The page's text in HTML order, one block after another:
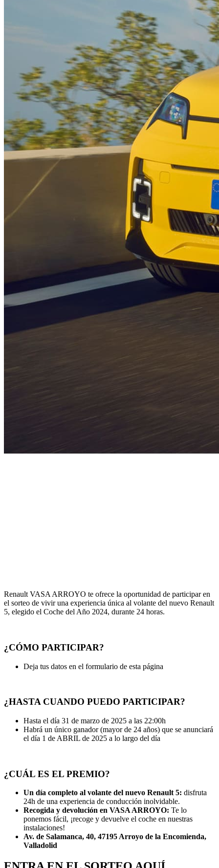
Renault VASA ARROYO te ofrece la oportunidad de participar en
el sorteo de vivir una experiencia única al volante del nuevo Renault
5, elegido el Coche del Año 2024, durante 24 horas.
¿CÓMO PARTICIPAR?
Deja tus datos en el formulario de esta página
¿HASTA CUANDO PUEDO PARTICIPAR?
Hasta el día 31 de marzo de 2025 a las 22:00h
Habrá un único ganador (mayor de 24 años) que se anunciará
el día 1 de ABRIL de 2025 a lo largo del día
¿CUÁL ES EL PREMIO?
Un día completo al volante del nuevo Renault 5: disfruta
24h de una experiencia de conducción inolvidable.
Recogida y devolución en VASA ARROYO: Te lo
ponemos fácil, ¡recoge y devuelve el coche en nuestras
instalaciones!
Av. de Salamanca, 40, 47195 Arroyo de la Encomienda,
Valladolid